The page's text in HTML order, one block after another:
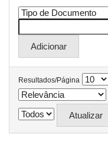
Resultados/Página